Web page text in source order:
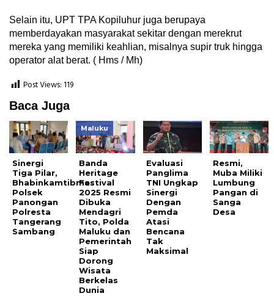
Selain itu, UPT TPA Kopiluhur juga berupaya
memberdayakan masyarakat sekitar dengan merekrut
mereka yang memiliki keahlian, misalnya supir truk hingga
operator alat berat. ( Hms / Mh)
Post Views: 119
Baca Juga
Sinergi
Tiga Pilar,
Bhabinkamtibmas
Polsek
Panongan
Polresta
Tangerang
Sambang
Maluku
Banda
Heritage
Festival
2025 Resmi
Dibuka
Mendagri
Tito, Polda
Maluku dan
Pemerintah
Siap
Dorong
Wisata
Berkelas
Dunia
Evaluasi
Panglima
TNI Ungkap
Sinergi
Dengan
Pemda
Atasi
Bencana
Tak
Maksimal
Resmi,
Muba Miliki
Lumbung
Pangan di
Sanga
Desa